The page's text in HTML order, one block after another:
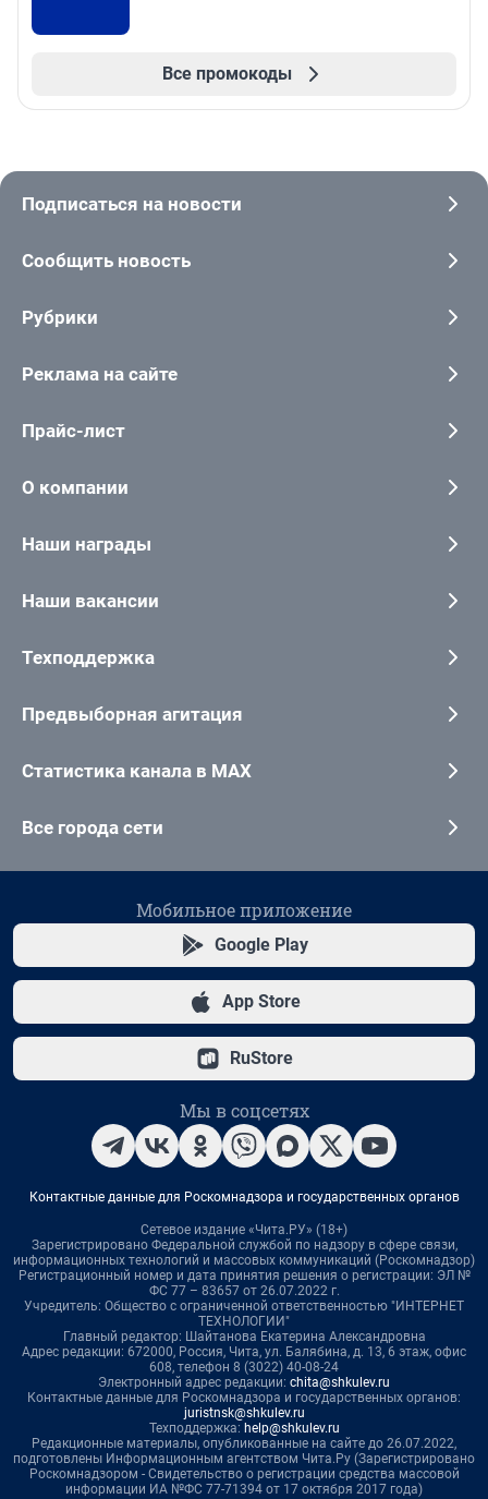
Все промокоды
Подписаться на новости
Сообщить новость
Рубрики
Реклама на сайте
Прайс-лист
О компании
Наши награды
Наши вакансии
Техподдержка
Предвыборная агитация
Статистика канала в MAX
Все города сети
Мобильное приложение
Google Play
App Store
RuStore
Мы в соцсетях
Контактные данные для Роскомнадзора и государственных органов
Сетевое издание «Чита.РУ» (18+)
Зарегистрировано Федеральной службой по надзору в сфере связи,
информационных технологий и массовых коммуникаций (Роскомнадзор)
Регистрационный номер и дата принятия решения о регистрации: ЭЛ №
ФС 77 – 83657 от 26.07.2022 г.
Учредитель: Общество с ограниченной ответственностью "ИНТЕРНЕТ
ТЕХНОЛОГИИ"
Главный редактор: Шайтанова Екатерина Александровна
Адрес редакции: 672000, Россия, Чита, ул. Балябина, д. 13, 6 этаж, офис
608, телефон 8 (3022) 40-08-24
Электронный адрес редакции: chita@shkulev.ru
Контактные данные для Роскомнадзора и государственных органов:
juristnsk@shkulev.ru
Техподдержка: help@shkulev.ru
Редакционные материалы, опубликованные на сайте до 26.07.2022,
подготовлены Информационным агентством Чита.Ру (Зарегистрировано
Роскомнадзором - Свидетельство о регистрации средства массовой
информации ИА №ФС 77-71394 от 17 октября 2017 года)